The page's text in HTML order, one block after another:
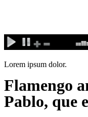
conteúdo
Lorem ipsum dolor.
Flamengo
Pablo, que